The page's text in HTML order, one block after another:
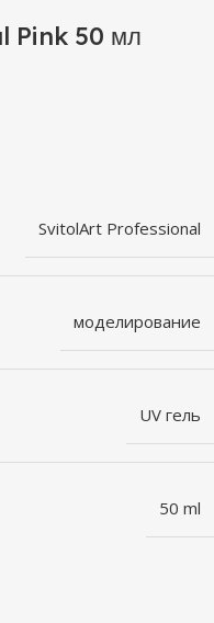
Pink 50 мл
SvitolArt Professional
моделирование
UV гель
50 ml